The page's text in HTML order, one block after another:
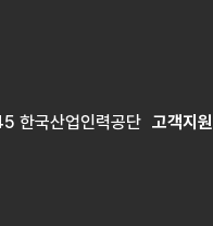
한국산업인력공단 고객지원